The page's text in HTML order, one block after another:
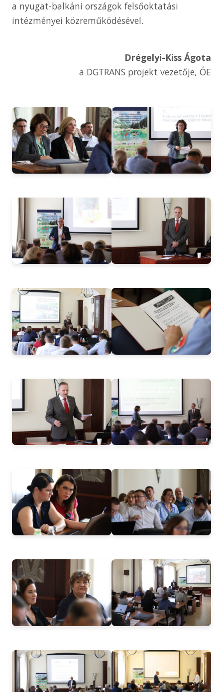
a nyugat-balkáni országok felsőoktatási
intézményei közreműködésével.
Drégelyi-Kiss Ágota
a DGTRANS projekt vezetője, ÓE